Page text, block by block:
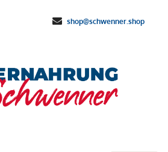
shop@schwenner.shop